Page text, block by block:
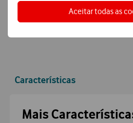
Aceitar todas as
Pague de forma segura com
Características
Accordeon
Mais